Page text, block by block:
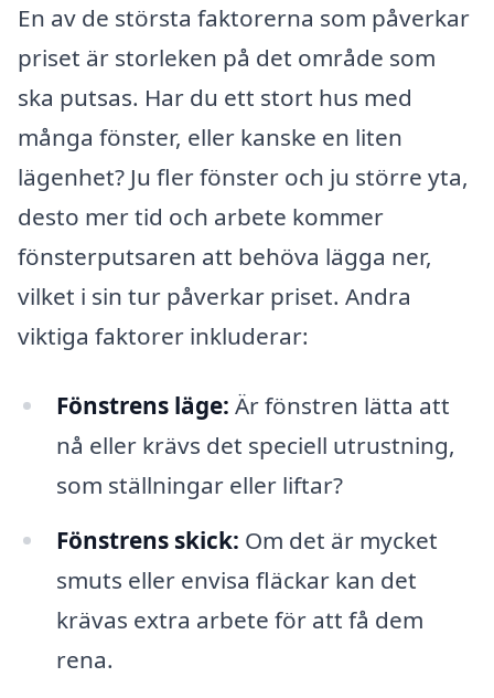
En av de största faktorerna som påverkar
priset är storleken på det område som
ska putsas. Har du ett stort hus med
många fönster, eller kanske en liten
lägenhet? Ju fler fönster och ju större yta,
desto mer tid och arbete kommer
fönsterputsaren att behöva lägga ner,
vilket i sin tur påverkar priset. Andra
viktiga faktorer inkluderar:
Fönstrens läge: Är fönstren lätta att
nå eller krävs det speciell utrustning,
som ställningar eller liftar?
Fönstrens skick: Om det är mycket
smuts eller envisa fläckar kan det
krävas extra arbete för att få dem
rena.